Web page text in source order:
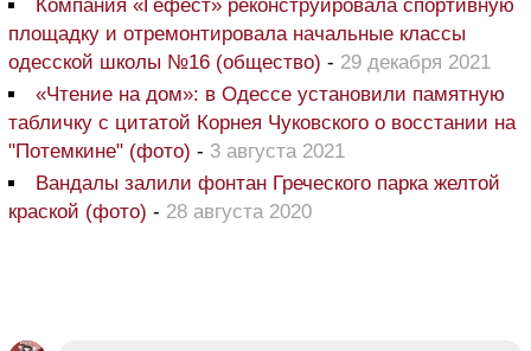
Компания «Гефест» реконструировала спортивную
площадку и отремонтировала начальные классы
одесской школы №16 (общество) - 29 декабря 2021
«Чтение на дом»: в Одессе установили памятную
табличку с цитатой Корнея Чуковского о восстании на
"Потемкине" (фото) - 3 августа 2021
Вандалы залили фонтан Греческого парка желтой
краской (фото) - 28 августа 2020